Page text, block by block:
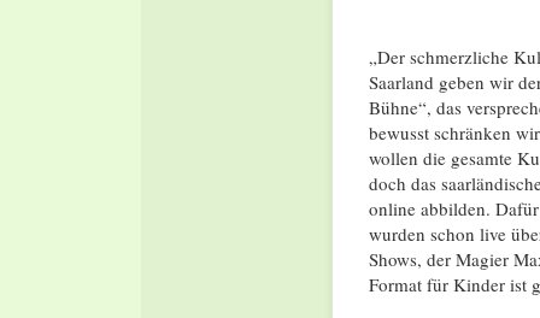
„Der schmerzliche
Saarland geben wir
Bühne“, das
bewusst schränken
wollen die gesamte
doch das
online abbilden.
wurden schon live
Shows, der Magier
Format für Kinder ist